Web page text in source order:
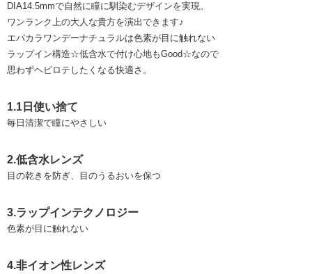
DIA14.5mmで自然に瞳に馴染むデザインを実現。
ワンランク上の大人な貴方を演出できます♪
エバカラワンデーナチュラルは色素が目に触れない
ラップイン構造☆低含水で付け心地もGood☆なので
思わずヘビロテしたくなる快適さ。
1.1日使い捨て
毎日清潔で瞳にやさしい
2.低含水レンズ
目の乾きを防ぎ、目のうるおいを保つ
3.ラップインテクノロジー
色素が目に触れない
4.非イオン性レンズ